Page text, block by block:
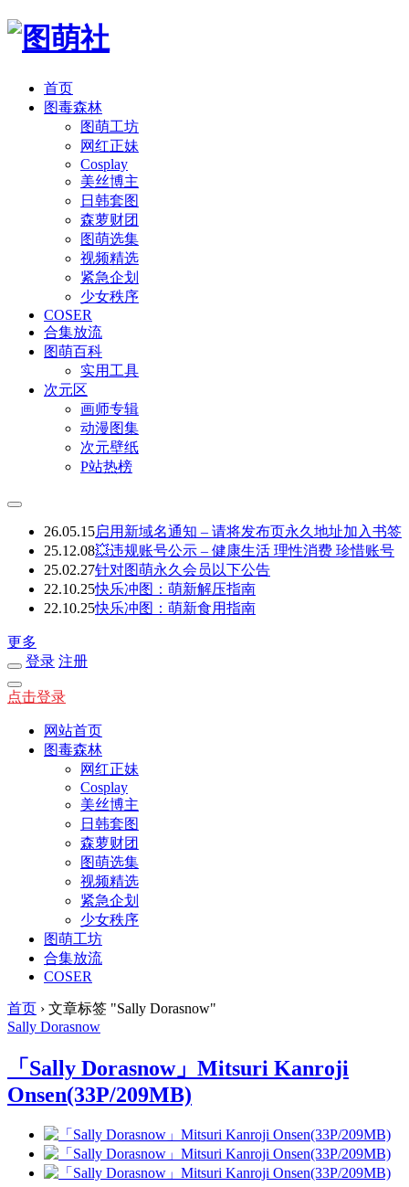
首页
图毒森林
图萌工坊
网红正妹
Cosplay
美丝博主
日韩套图
森萝财团
图萌选集
视频精选
紧急企划
少女秩序
COSER
合集放流
图萌百科
实用工具
次元区
画师专辑
动漫图集
次元壁纸
P站热榜
26.05.15启用新域名通知 – 请将发布页永久地址加入书签
25.12.08💥违规账号公示 – 健康生活 理性消费 珍惜账号
25.02.27针对图萌永久会员以下公告
22.10.25快乐冲图：萌新解压指南
22.10.25快乐冲图：萌新食用指南
更多
登录 注册
点击登录
网站首页
图毒森林
网红正妹
Cosplay
美丝博主
日韩套图
森萝财团
图萌选集
视频精选
紧急企划
少女秩序
图萌工坊
合集放流
COSER
首页 › 文章标签 "Sally Dorasnow"
Sally Dorasnow
「Sally Dorasnow」Mitsuri Kanroji
Onsen(33P/209MB)